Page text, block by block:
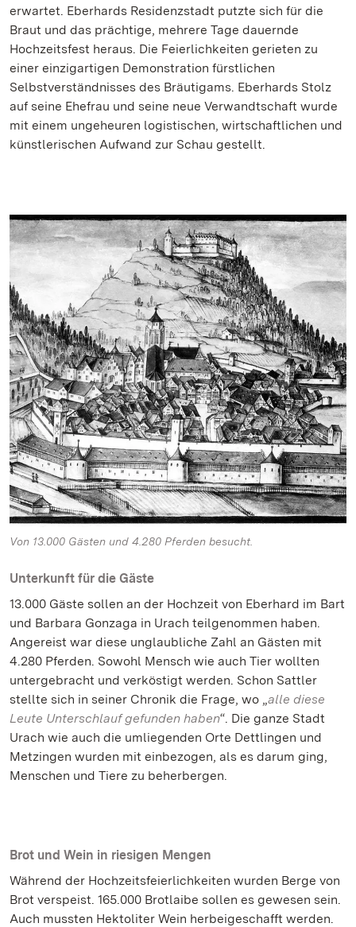
erwartet. Eberhards Residenzstadt putzte sich für die
Braut und das prächtige, mehrere Tage dauernde
Hochzeitsfest heraus. Die Feierlichkeiten gerieten zu
einer einzigartigen Demonstration fürstlichen
Selbstverständnisses des Bräutigams. Eberhards Stolz
auf seine Ehefrau und seine neue Verwandtschaft wurde
mit einem ungeheuren logistischen, wirtschaftlichen und
künstlerischen Aufwand zur Schau gestellt.
Von 13.000 Gästen und 4.280 Pferden besucht.
Unterkunft für die Gäste
13.000 Gäste sollen an der Hochzeit von Eberhard im Bart
und Barbara Gonzaga in Urach teilgenommen haben.
Angereist war diese unglaubliche Zahl an Gästen mit
4.280 Pferden. Sowohl Mensch wie auch Tier wollten
untergebracht und verköstigt werden. Schon Sattler
stellte sich in seiner Chronik die Frage, wo „alle diese
Leute Unterschlauf gefunden haben“. Die ganze Stadt
Urach wie auch die umliegenden Orte Dettlingen und
Metzingen wurden mit einbezogen, als es darum ging,
Menschen und Tiere zu beherbergen.
Brot und Wein in riesigen Mengen
Während der Hochzeitsfeierlichkeiten wurden Berge von
Brot verspeist. 165.000 Brotlaibe sollen es gewesen sein.
Auch mussten Hektoliter Wein herbeigeschafft werden.